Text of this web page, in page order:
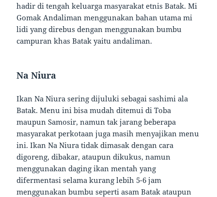
hadir di tengah keluarga masyarakat etnis Batak. Mi
Gomak Andaliman menggunakan bahan utama mi
lidi yang direbus dengan menggunakan bumbu
campuran khas Batak yaitu andaliman.
Na Niura
Ikan Na Niura sering dijuluki sebagai sashimi ala
Batak. Menu ini bisa mudah ditemui di Toba
maupun Samosir, namun tak jarang beberapa
masyarakat perkotaan juga masih menyajikan menu
ini. Ikan Na Niura tidak dimasak dengan cara
digoreng, dibakar, ataupun dikukus, namun
menggunakan daging ikan mentah yang
difermentasi selama kurang lebih 5-6 jam
menggunakan bumbu seperti asam Batak ataupun